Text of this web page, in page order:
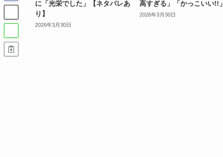
に「光栄でした」【ネタバレあ
り】
2026年3月30日
高すぎる」「かっこいい!!」
2026年3月30日